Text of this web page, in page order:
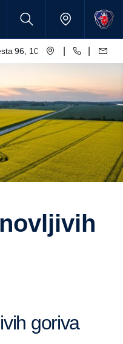
96, 10250 Lučko
goriva